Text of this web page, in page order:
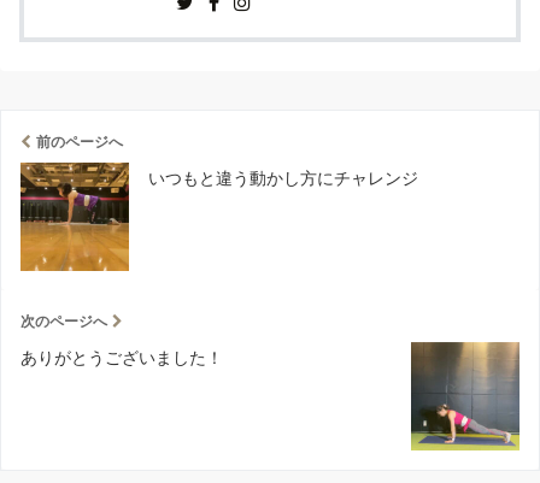
前のページへ
いつもと違う動かし方にチャレンジ
次のページへ
ありがとうございました！